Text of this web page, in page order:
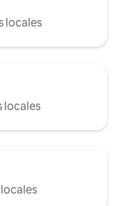
locales
locales